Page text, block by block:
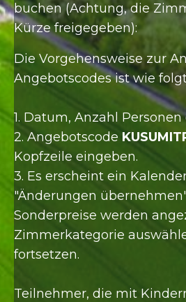
buchen (Achtung, die
Kürze freigegeben):
Die Vorgehensweise zur
Angebotscodes ist wie
1. Datum, Anzahl
2. Angebotscode
Kopfzeile eingeben.
3. Es erscheint ein
"Änderungen
Sonderpreise werden
Zimmerkategorie
fortsetzen.
Teilnehmer, die mit